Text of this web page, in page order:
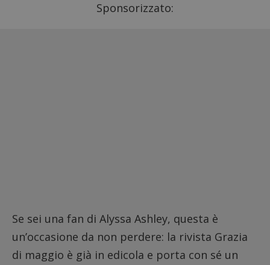
Sponsorizzato:
Se sei una fan di Alyssa Ashley, questa è
un’occasione da non perdere: la rivista Grazia
di maggio è già in edicola e porta con sé un